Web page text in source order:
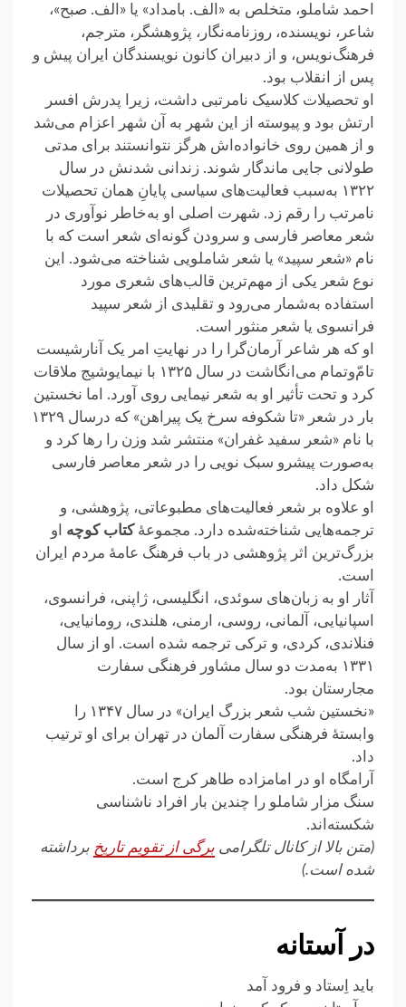
احمد شاملو، متخلص به «الف. بامداد» یا «الف. صبح»،
شاعر، نویسنده، روزنامه‌نگار، پژوهشگر، مترجم،
فرهنگ‌نویس، و از دبیران کانون نویسندگان ایران پیش و
پس از انقلاب بود.
او تحصیلات کلاسیک نامرتبی داشت، زیرا پدرش افسر
ارتش بود و پیوسته از این شهر به آن شهر اعزام می‌شد
و از همین روی خانواده‌اش هرگز نتوانستند برای مدتی
طولانی جایی ماندگار شوند. زندانی شدنش در سال
۱۳۲۲ به‌سبب فعالیت‌های سیاسی پایانِ همان تحصیلات
نامرتب را رقم زد. شهرت اصلی او به‌‌خاطر نوآوری در
شعر معاصر فارسی و سرودن گونه‌ای شعر است که با
نام «شعر سپید» یا شعر شاملویی شناخته می‌شود. این
نوع شعر یکی از مهم‌ترین قالب‌های شعری مورد
استفاده به‌شمار می‌رود و تقلیدی از شعر سپید
فرانسوی یا شعر منثور است.
او که هر شاعر آرمان‌گرا را در نهایتِ امر یک آنارشیست
تامّ‌وتمام می‌انگاشت در سال ۱۳۲۵ با نیمایوشیج ملاقات
کرد و تحت تأثیر او به‌ شعر نیمایی روی آورد. اما نخستین
بار در شعر «تا شکوفه سرخ یک پیراهن» که درسال ۱۳۲۹
با نام «شعر سفید غفران» منتشر شد وزن را رها کرد و
به‌‌صورت پیشرو سبک نویی را در شعر معاصر فارسی
شکل داد.
او علاوه بر شعر فعالیت‌های مطبوعاتی، پژوهشی، و
ترجمه‌هایی شناخته‌شده دارد. مجموعهٔکتاب کوچه او
بزرگ‌ترین اثر پژوهشی در باب فرهنگ عامهٔ مردم ایران
است.
آثار او به زبان‌های سوئدی، انگلیسی، ژاپنی، فرانسوی،
اسپانیایی، آلمانی، روسی، ارمنی، هلندی، رومانیایی،
فنلاندی، کردی، و ترکی ترجمه شده‌ است. او از سال
۱۳۳۱ به‌مدت دو سال مشاور فرهنگی سفارت
مجارستان بود.
«نخستین شب شعر بزرگ ایران» در سال ۱۳۴۷ را
وابستهٔ فرهنگی سفارت آلمان در تهران برای او ترتیب
داد.
آرامگاه او در امامزاده طاهر کرج است.
سنگ مزار شاملو را چندین بار افراد ناشناسی
شکسته‌اند.
(متن بالا از کانال تلگرامی برگی از تقویم تاریخ برداشته
شده است.)
در آستانه
باید اِستاد و فرود آمد